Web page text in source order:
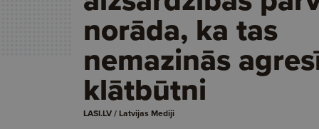
norāda, ka tas
nemazinās
klātbūtni
LASI.LV / Latvijas Mediji